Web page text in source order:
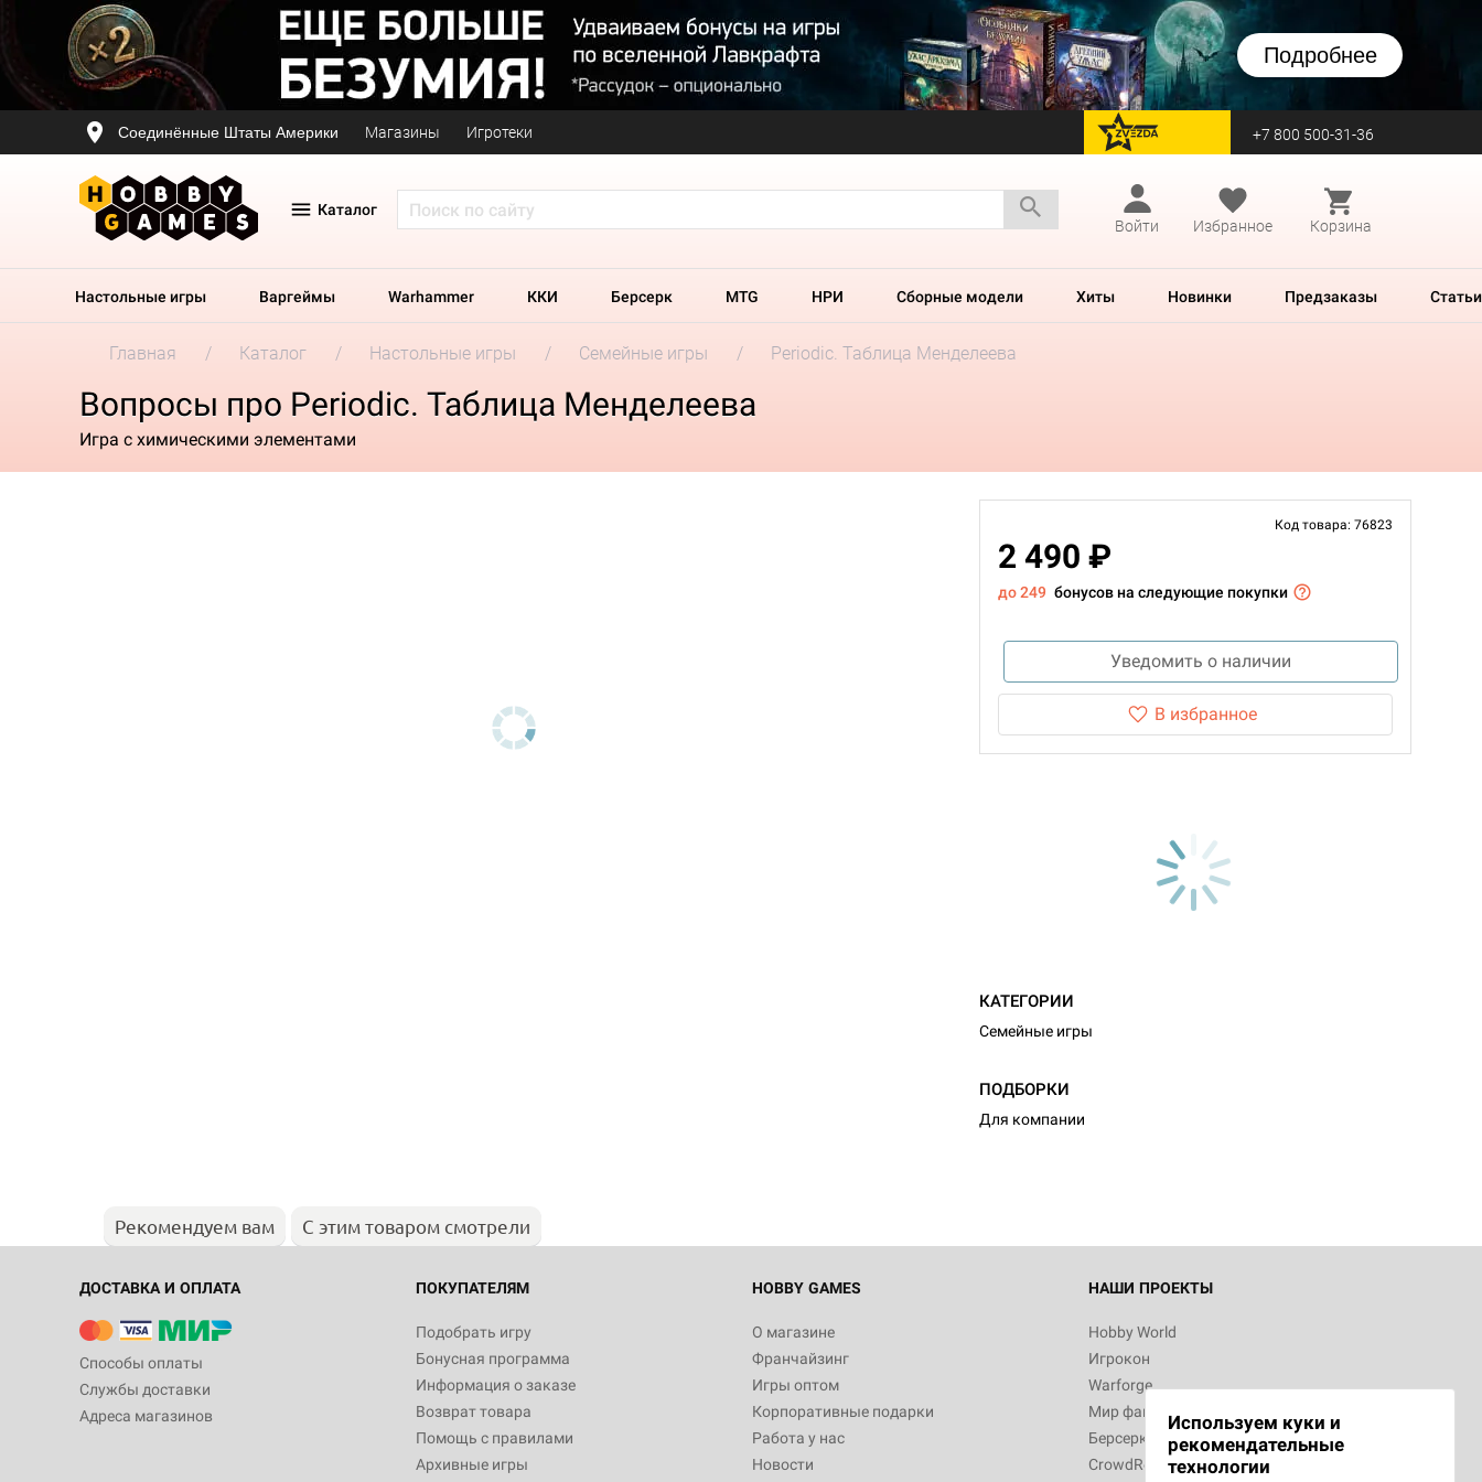
Подробнее
Соединённые Штаты Америки Магазины Игротеки перейти на Zvezda +7 800 500-31-36
Каталог
Войти
Избранное Корзина
Настольные игры Варгеймы Warhammer ККИ Берсерк MTG НРИ Сборные модели Хиты Новинки Предзаказы Статьи
Главная Каталог Настольные игры Семейные игры Periodic. Таблица Менделеева
Вопросы про Periodic. Таблица Менделеева
Игра с химическими элементами
Код товара: 76823
2 490 ₽
до 249 бонусов на следующие покупки
Уведомить о наличии
В избранное
КАТЕГОРИИ
Семейные игры
ПОДБОРКИ
Для компании
Рекомендуем вам С этим товаром смотрели
ДОСТАВКА И ОПЛАТА
Способы оплаты
Службы доставки
Адреса магазинов
ПОКУПАТЕЛЯМ
Подобрать игру
Бонусная программа
Информация о заказе
Возврат товара
Помощь с правилами
Архивные игры
HOBBY GAMES
О магазине
Франчайзинг
Игры оптом
Корпоративные подарки
Работа у нас
Новости
НАШИ ПРОЕКТЫ
Hobby World
Игрокон
Warforge
Мир фантастики
Берсерк
CrowdRepublic
Используем куки и
рекомендательные
технологии